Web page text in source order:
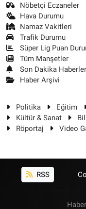
Nöbetçi Eczaneler
Hava Durumu
Namaz Vakitleri
Trafik Durumu
Süper Lig Puan
Tüm Manşetler
Son Dakika
Haber Arşivi
Politika Eğitim
Kültür & Sanat
Röportaj
Video
RSS